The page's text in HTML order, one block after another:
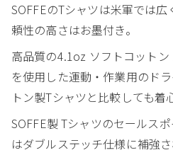
SOFFEのTシャツは米軍では
頼性の高さはお墨付き。
高品質の4.1oz ソフトコット
を使用した運動・作業用のド
トン製Tシャツと比較しても着
SOFFE製 Tシャツのセールス
はダブルステッチ仕様に補強